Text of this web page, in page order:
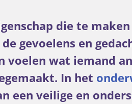
die te
gevoelens en
voelen wat iemand
In het
een veilige en